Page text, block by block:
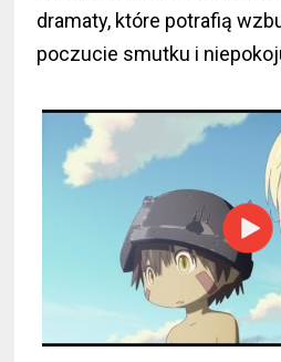
dramaty, które potrafią
poczucie smutku i